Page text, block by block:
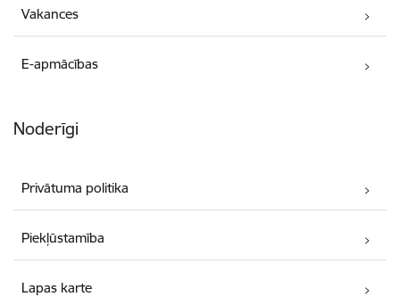
Vakances
E-apmācības
Noderīgi
Privātuma politika
Piekļūstamība
Lapas karte